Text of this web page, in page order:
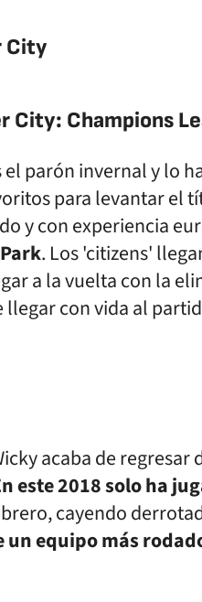
City
City: Champions
el parón invernal y lo
para levantar el
y con experiencia
. Los 'citizens'
a la vuelta con la
con vida al
acaba de regresar
este 2018 solo ha
cayendo
un equipo más